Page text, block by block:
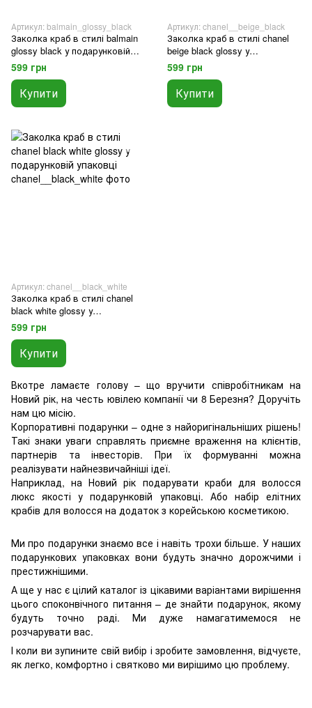
Артикул: balmain_glossy_black
Заколка краб в стилі balmain
glossy black у подарунковій
упаковці
599 грн
Купити
Артикул: chanel__beige_black
Заколка краб в стилі chanel
beige black glossy у
подарунковій упаковці
599 грн
Купити
Артикул: chanel__black_white
Заколка краб в стилі chanel
black white glossy у
подарунковій упаковці
599 грн
Купити
Вкотре ламаєте голову – що вручити співробітникам на
Новий рік, на честь ювілею компанії чи 8 Березня? Доручіть
нам цю місію.
Корпоративні подарунки – одне з найоригінальніших рішень!
Такі знаки уваги справлять приємне враження на клієнтів,
партнерів та інвесторів. При їх формуванні можна
реалізувати найнезвичайніші ідеї.
Наприклад, на Новий рік подарувати краби для волосся
люкс якості у подарунковій упаковці. Або набір елітних
крабів для волосся на додаток з корейською косметикою.
Ми про подарунки знаємо все і навіть трохи більше. У наших
подарункових упаковках вони будуть значно дорожчими і
престижнішими.
А ще у нас є цілий каталог із цікавими варіантами вирішення
цього споконвічного питання – де знайти подарунок, якому
будуть точно раді. Ми дуже намагатимемося не
розчарувати вас.
І коли ви зупините свій вибір і зробите замовлення, відчуєте,
як легко, комфортно і святково ми вирішимо цю проблему.